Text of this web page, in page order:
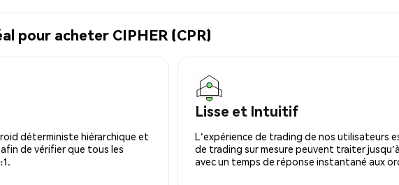
pour acheter CIPHER (CPR)
déterministe hiérarchique et
afin de vérifier que tous les
Lisse et Intuitif
L'expérience de trading de nos utilisateurs
de trading sur mesure peuvent traiter
avec un temps de réponse instantané aux